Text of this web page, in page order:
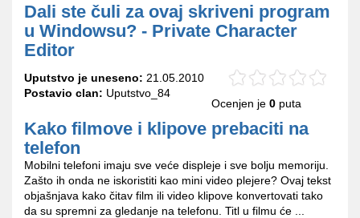
Dali ste čuli za ovaj skriveni program
u Windowsu? - Private Character
Editor
Uputstvo je uneseno: 21.05.2010
Postavio clan: Uputstvo_84
Ocenjen je 0 puta
Kako filmove i klipove prebaciti na
telefon
Mobilni telefoni imaju sve veće displeje i sve bolju memoriju.
Zašto ih onda ne iskoristiti kao mini video plejere? Ovaj tekst
objašnjava kako čitav film ili video klipove konvertovati tako
da su spremni za gledanje na telefonu. Titl u filmu će ...